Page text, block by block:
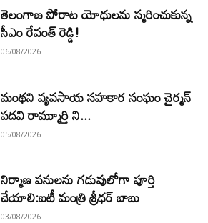
తెలంగాణ పోరాట యోధులను స్మరించుకున్న
సీఎం రేవంత్ రెడ్డి!
06/08/2026
మంథని వ్యవసాయ సహకార సంఘం చైర్మన్
పదవి రామ్మూర్తి ని...
05/08/2026
నిర్మాణ పనులను గడువులోగా పూర్తి
చేయాలి:ఐటీ మంత్రి శ్రీధర్ బాబు
03/08/2026